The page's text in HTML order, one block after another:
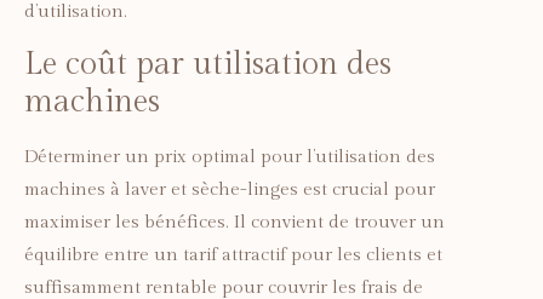
d’utilisation.
Le coût par utilisation des
machines
Déterminer un prix optimal pour l’utilisation des
machines à laver et sèche-linges est crucial pour
maximiser les bénéfices. Il convient de trouver un
équilibre entre un tarif attractif pour les clients et
suffisamment rentable pour couvrir les frais de